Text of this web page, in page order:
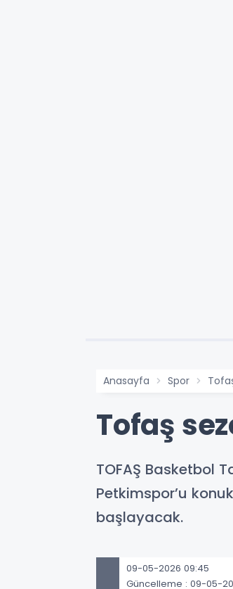
Anasayfa Spor
Tofaş
TOFAŞ Basketbol
Petkimspor’u
başlayacak.
09-05-2026 09:45
Güncelleme : 09-05-